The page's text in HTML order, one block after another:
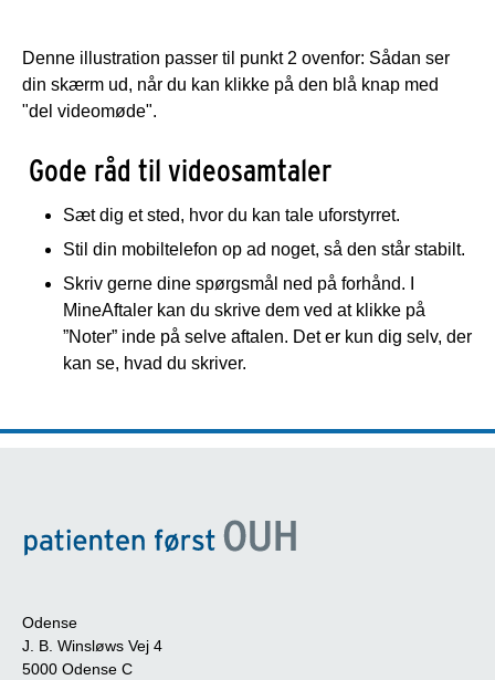
Denne illustration passer til punkt 2 ovenfor: Sådan ser
din skærm ud, når du kan klikke på den blå knap med
"del videomøde".
Gode råd til videosamtaler
Sæt dig et sted, hvor du kan tale uforstyrret.
Stil din mobiltelefon op ad noget, så den står stabilt.
Skriv gerne dine spørgsmål ned på forhånd. I
MineAftaler kan du skrive dem ved at klikke på
”Noter” inde på selve aftalen. Det er kun dig selv, der
kan se, hvad du skriver.
Odense
J. B. Winsløws Vej 4
5000 Odense C